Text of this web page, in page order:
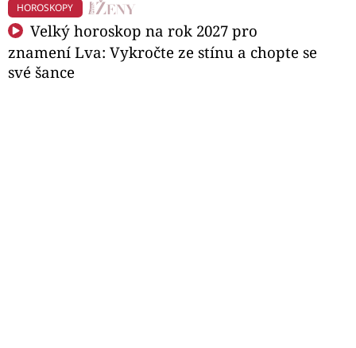
HOROSKOPY
Velký horoskop na rok 2027 pro
znamení Lva: Vykročte ze stínu a chopte se
své šance